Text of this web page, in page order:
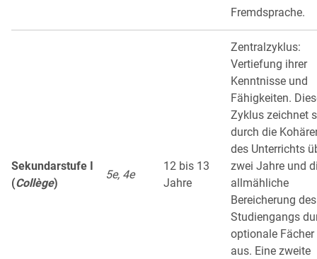
Fremdsprache.
Sekundarstufe I
(Collège)
5e, 4e
12 bis 13
Jahre
Zentralzyklus:
Vertiefung ihrer
Kenntnisse und
Fähigkeiten.
Zyklus zeichnet
durch die
des Unterrichts
zwei Jahre und
allmähliche
Bereicherung des
Studiengangs
optionale Fächer
aus. Eine zweite